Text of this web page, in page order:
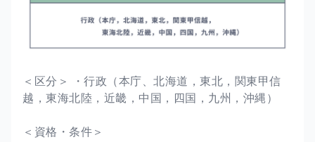
＜区分＞ ・行政（本庁、北海道，東北，関東甲信
越，東海北陸，近畿，中国，四国，九州，沖縄）
＜資格・条件＞